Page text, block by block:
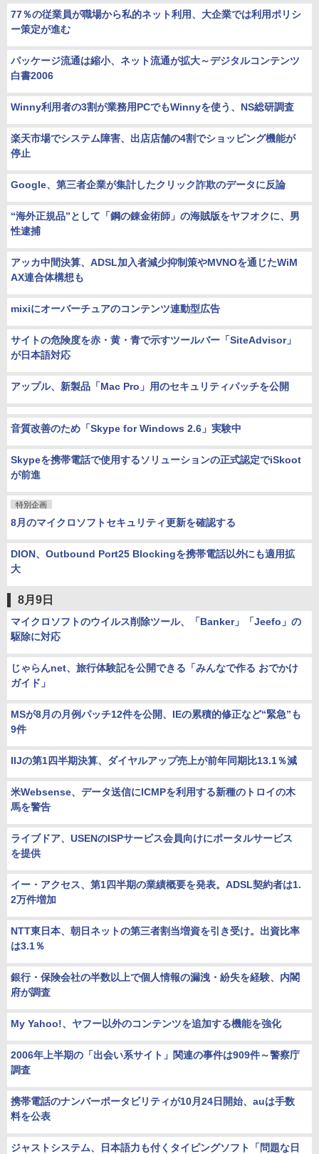
77％の従業員が職場から私的ネット利用、大企業では利用ポリシ
ー策定が進む
パッケージ流通は縮小、ネット流通が拡大～デジタルコンテンツ
白書2006
Winny利用者の3割が業務用PCでもWinnyを使う、NS総研調査
楽天市場でシステム障害、出店店舗の4割でショッピング機能が
停止
Google、第三者企業が集計したクリック詐欺のデータに反論
“海外正規品”として「鋼の錬金術師」の海賊版をヤフオクに、男
性逮捕
アッカ中間決算、ADSL加入者減少抑制策やMVNOを通じたWiM
AX連合体構想も
mixiにオーバーチュアのコンテンツ連動型広告
サイトの危険度を赤・黄・青で示すツールバー「SiteAdvisor」
が日本語対応
アップル、新製品「Mac Pro」用のセキュリティパッチを公開
音質改善のため「Skype for Windows 2.6」実験中
Skypeを携帯電話で使用するソリューションの正式認定でiSkoot
が前進
特別企画
8月のマイクロソフトセキュリティ更新を確認する
DION、Outbound Port25 Blockingを携帯電話以外にも適用拡
大
8月9日
マイクロソフトのウイルス削除ツール、「Banker」「Jeefo」の
駆除に対応
じゃらんnet、旅行体験記を公開できる「みんなで作る おでかけ
ガイド」
MSが8月の月例パッチ12件を公開、IEの累積的修正など“緊急”も
9件
IIJの第1四半期決算、ダイヤルアップ売上が前年同期比13.1％減
米Websense、データ送信にICMPを利用する新種のトロイの木
馬を警告
ライブドア、USENのISPサービス会員向けにポータルサービス
を提供
イー・アクセス、第1四半期の業績概要を発表。ADSL契約者は1.
2万件増加
NTT東日本、朝日ネットの第三者割当増資を引き受け。出資比率
は3.1％
銀行・保険会社の半数以上で個人情報の漏洩・紛失を経験、内閣
府が調査
My Yahoo!、ヤフー以外のコンテンツを追加する機能を強化
2006年上半期の「出会い系サイト」関連の事件は909件～警察庁
調査
携帯電話のナンバーポータビリティが10月24日開始、auは手数
料を公表
ジャストシステム、日本語力も付くタイピングソフト「問題な日